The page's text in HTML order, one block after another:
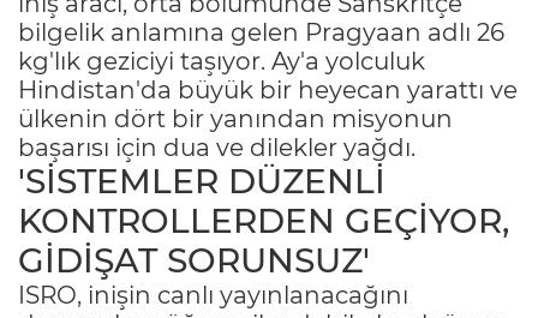
bilgelik anlamına gelen Pragyaan adlı 26
kg'lık geziciyi taşıyor. Ay'a yolculuk
Hindistan'da büyük bir heyecan yarattı ve
ülkenin dört bir yanından misyonun
başarısı için dua ve dilekler yağdı.
'SİSTEMLER DÜZENLİ
KONTROLLERDEN GEÇİYOR,
GİDİŞAT SORUNSUZ'
ISRO, inişin canlı yayınlanacağını